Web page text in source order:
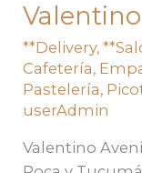
**Delivery,
Cafetería,
Pastelería,
userAdmin
Valentino
Valentino